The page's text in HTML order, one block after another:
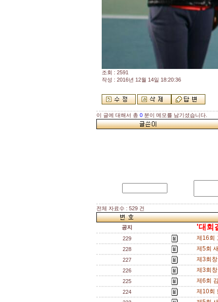
조회 : 2591
작성 : 2016년 12월 14일 18:20:36
이 글에 대해서 총 0 분이 메모를 남기셨습니다.
전체 자료수 : 529 건
공지 '대회
229 제16회
228 제5회
227 제3회
226 제3회
225 제6회
224 제10회